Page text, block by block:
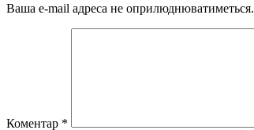
Ваша e-mail адреса не оприлюднюватиметься.
Коментар *